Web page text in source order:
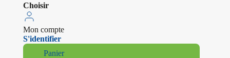
Choisir
Mon compte
S'identifier
Panier